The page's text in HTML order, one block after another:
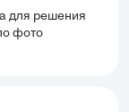
для решения
фото